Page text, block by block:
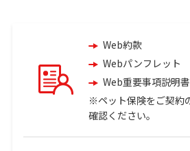
Web約款
Webパンフレット
Web重要事項説明書
※ペット保険をご契約
確認ください。